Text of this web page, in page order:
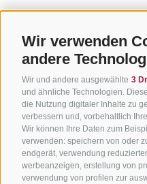
Wir verwenden
andere
Wir und andere ausgewählte 3
und ähnliche Technologien.
die Nutzung digitaler Inhalte zu
verbessern und, vorbehaltlich
Wir können Ihre Daten zum
verwenden: speichern von oder
endgerät, verwendung
werbeanzeigen, erstellung von
verwendung von profilen zur